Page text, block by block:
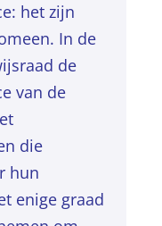
het zijn
In de
de
van de
die
hun
enige graad